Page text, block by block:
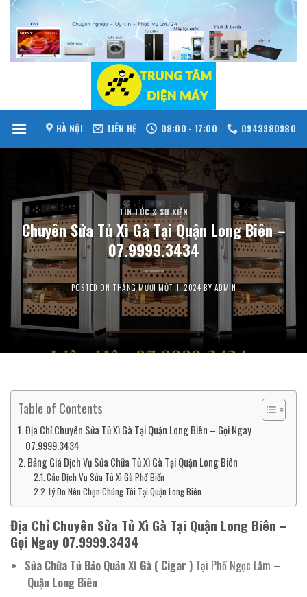
Skip
content
HÀ NỘI LIÊN HỆ 08:00 - 17:00 0943980980
TIN TỨC & SỰ KIỆN
Chuyên Sửa Tủ Xì Gà Tại Quận Long Biên –
07.9999.3434
POSTED ON THÁNG MƯỜI MỘT 1, 2024 BY ADMIN
Table of Contents
Địa Chỉ Chuyên Sửa Tủ Xì Gà Tại Quận Long Biên – Gọi Ngay
07.9999.3434
Bảng Giá Dịch Vụ Sửa Chữa Tủ Xì Gà Tại Quận Long Biên
Các Dịch Vụ Sửa Tủ Xì Gà Phổ Biến
Lý Do Nên Chọn Chúng Tôi Tại Quận Long Biên
Địa Chỉ Chuyên Sửa Tủ Xì Gà Tại Quận Long Biên –
Gọi Ngay 07.9999.3434
Sửa Chữa Tủ Bảo Quản Xì Gà ( Cigar )Tại Phố Ngọc Lâm –
Quận Long Biên